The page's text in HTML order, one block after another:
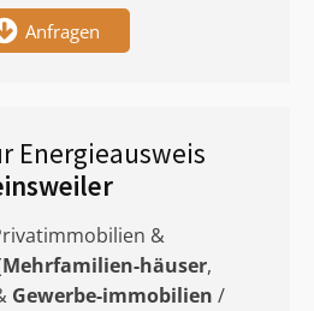
Anfragen
Energieausweis
&
Mehrfamilien-häuser,
Gewerbe-immobilien /